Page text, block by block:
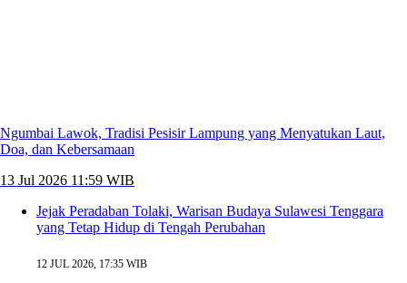
Ngumbai Lawok, Tradisi Pesisir Lampung yang Menyatukan Laut,
Doa, dan Kebersamaan
13 Jul 2026 11:59 WIB
Jejak Peradaban Tolaki, Warisan Budaya Sulawesi Tenggara
yang Tetap Hidup di Tengah Perubahan
12 JUL 2026, 17:35 WIB